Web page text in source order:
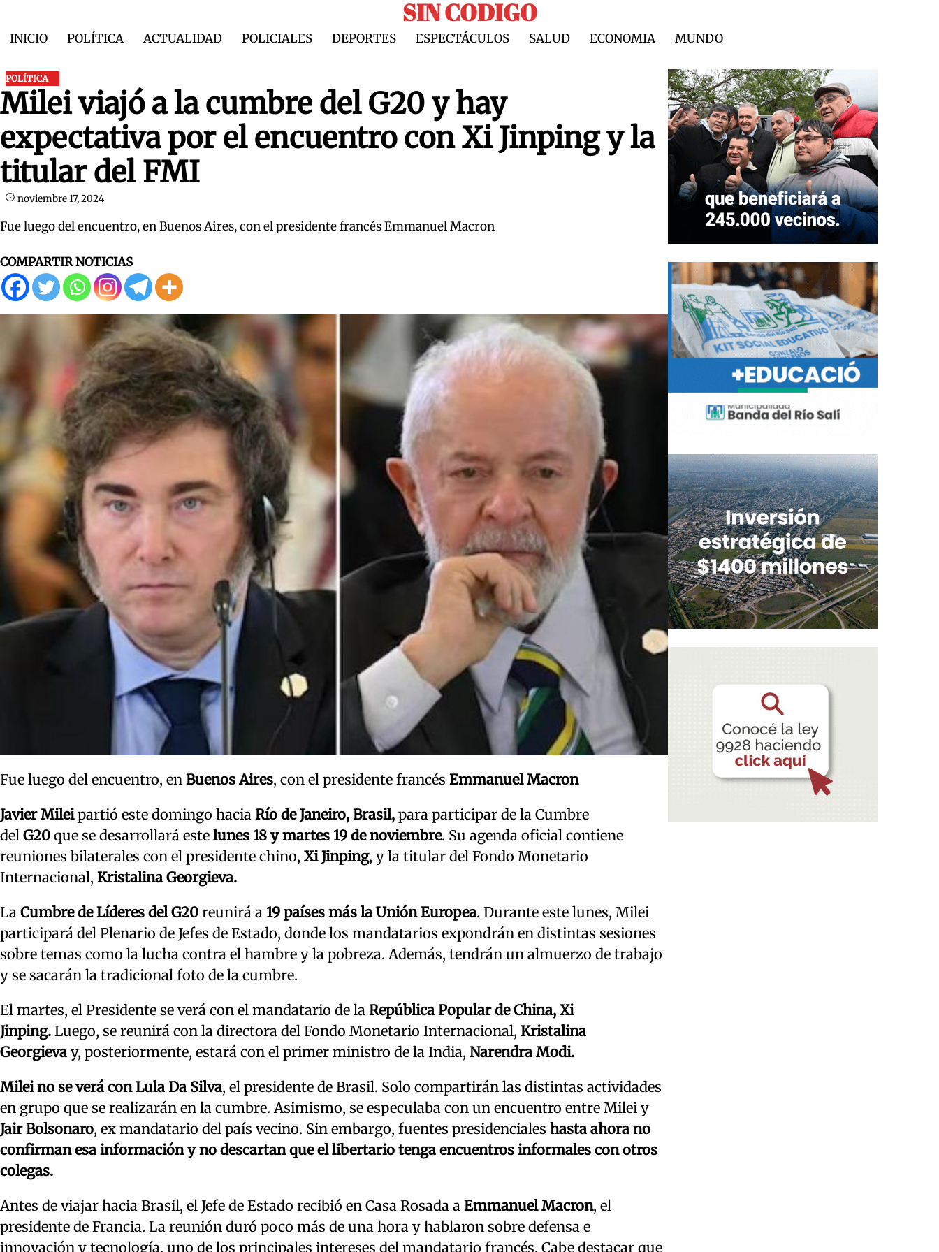
content
SIN CODIGO
INICIO POLÍTICA ACTUALIDAD POLICIALES DEPORTES ESPECTÁCULOS SALUD ECONOMIA MUNDO
POLÍTICA
Milei viajó a la cumbre del G20 y hay
expectativa por el encuentro con Xi Jinping y la
titular del FMI
noviembre 17, 2024
Fue luego del encuentro, en Buenos Aires, con el presidente francés Emmanuel Macron
COMPARTIR NOTICIAS
Fue luego del encuentro, en Buenos Aires, con el presidente francés Emmanuel Macron
Javier Mileipartió este domingo hacia Río de Janeiro, Brasil, para participar de la Cumbre
del G20 que se desarrollará este lunes 18 y martes 19 de noviembre. Su agenda oficial contiene
reuniones bilaterales con el presidente chino, Xi Jinping, y la titular del Fondo Monetario
Internacional, Kristalina Georgieva.
La Cumbre de Líderes del G20 reunirá a 19 países más la Unión Europea. Durante este lunes, Milei
participará del Plenario de Jefes de Estado, donde los mandatarios expondrán en distintas sesiones
sobre temas como la lucha contra el hambre y la pobreza. Además, tendrán un almuerzo de trabajo
y se sacarán la tradicional foto de la cumbre.
El martes, el Presidente se verá con el mandatario de la República Popular de China, Xi
Jinping. Luego, se reunirá con la directora del Fondo Monetario Internacional, Kristalina
Georgieva y, posteriormente, estará con el primer ministro de la India, Narendra Modi.
Milei no se verá con Lula Da Silva, el presidente de Brasil. Solo compartirán las distintas actividades
en grupo que se realizarán en la cumbre. Asimismo, se especulaba con un encuentro entre Milei y
Jair Bolsonaro, ex mandatario del país vecino. Sin embargo, fuentes presidenciales hasta ahora no
confirman esa información y no descartan que el libertario tenga encuentros informales con otros
colegas.
Antes de viajar hacia Brasil, el Jefe de Estado recibió en Casa Rosada a Emmanuel Macron, el
presidente de Francia. La reunión duró poco más de una hora y hablaron sobre defensa e
innovación y tecnología, uno de los principales intereses del mandatario francés. Cabe destacar que